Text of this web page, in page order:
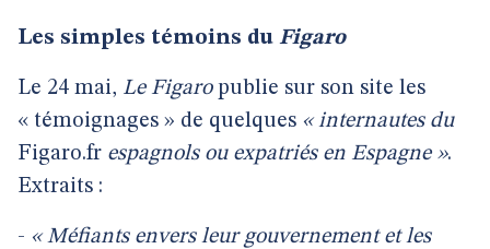
Les simples témoins du Figaro
Le 24 mai, Le Figaropublie sur son site les
« témoignages » de quelques « internautes du
Figaro.fr espagnols ou expatriés en Espagne ».
Extraits :
- « Méfiants envers leur gouvernement et les